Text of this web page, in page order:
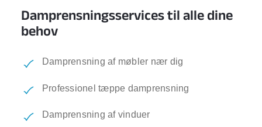
Damprensningsservices til alle dine
behov
Damprensning af møbler nær dig
Professionel tæppe damprensning
Damprensning af vinduer